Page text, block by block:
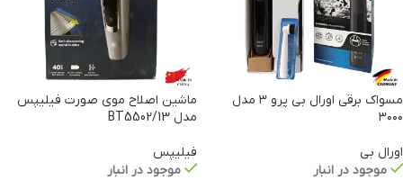
مسواک برقی اورال بی پرو ۳ مدل
۳۰۰۰
اورال بی
موجود در انبار
ماشین اصلاح موی صورت فیلیپس
مدل BT5502/13
فیلیپس
موجود در انبار